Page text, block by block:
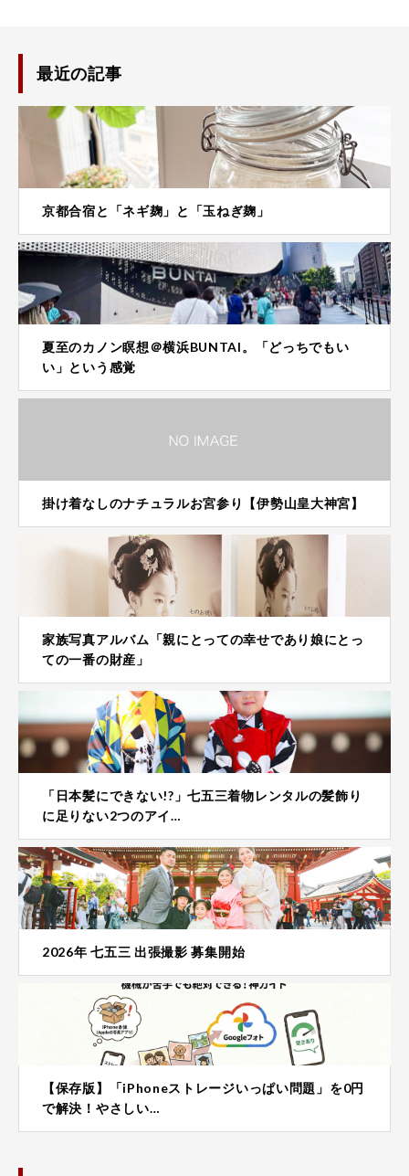
最近の記事
京都合宿と「ネギ麹」と「玉ねぎ麹」
夏至のカノン瞑想＠横浜BUNTAI。「どっちでもい
い」という感覚
掛け着なしのナチュラルお宮参り【伊勢山皇大神宮】
家族写真アルバム「親にとっての幸せであり娘にとっ
ての一番の財産」
「日本髪にできない!?」七五三着物レンタルの髪飾り
に足りない2つのアイ…
2026年 七五三 出張撮影 募集開始
【保存版】「iPhoneストレージいっぱい問題」を0円
で解決！やさしい…